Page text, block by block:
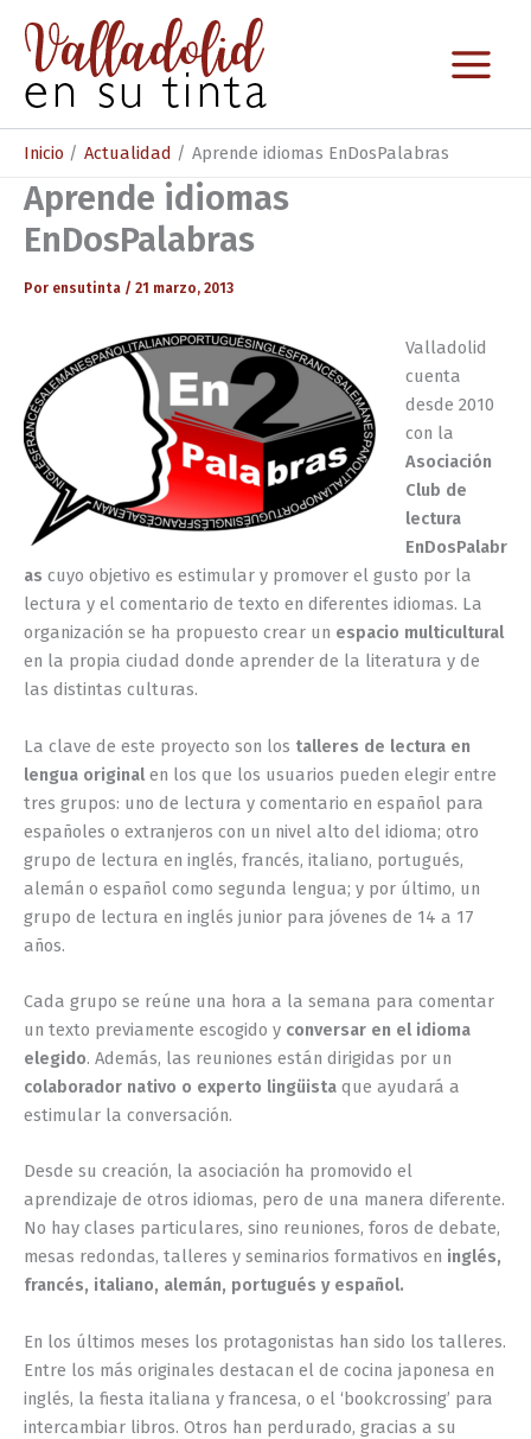
contenido
Inicio Actualidad Aprende idiomas EnDosPalabras
Aprende idiomas
EnDosPalabras
Por ensutinta / 21 marzo, 2013
Valladolid
cuenta
desde 2010
con la
Asociación
Club de
lectura
EnDosPalabr
as cuyo objetivo es estimular y promover el gusto por la
lectura y el comentario de texto en diferentes idiomas. La
organización se ha propuesto crear un espacio multicultural
en la propia ciudad donde aprender de la literatura y de
las distintas culturas.
La clave de este proyecto son los talleres de lectura en
lengua originalen los que los usuarios pueden elegir entre
tres grupos: uno de lectura y comentario en español para
españoles o extranjeros con un nivel alto del idioma; otro
grupo de lectura en inglés, francés, italiano, portugués,
alemán o español como segunda lengua; y por último, un
grupo de lectura en inglés junior para jóvenes de 14 a 17
años.
Cada grupo se reúne una hora a la semana para comentar
un texto previamente escogido y conversar en el idioma
elegido. Además, las reuniones están dirigidas por un
colaborador nativo o experto lingüista que ayudará a
estimular la conversación.
Desde su creación, la asociación ha promovido el
aprendizaje de otros idiomas, pero de una manera diferente.
No hay clases particulares, sino reuniones, foros de debate,
mesas redondas, talleres y seminarios formativos en inglés,
francés, italiano, alemán, portugués y español.
En los últimos meses los protagonistas han sido los talleres.
Entre los más originales destacan el de cocina japonesa en
inglés, la fiesta italiana y francesa, o el ‘bookcrossing’ para
intercambiar libros. Otros han perdurado, gracias a su